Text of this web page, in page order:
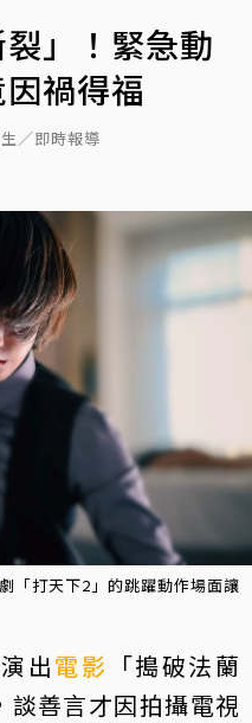
」！緊急動
禍得福
／即時報導
「打天下2」的跳躍動作場面讓
出電影 「搗破法蘭
談善言才因拍攝電視